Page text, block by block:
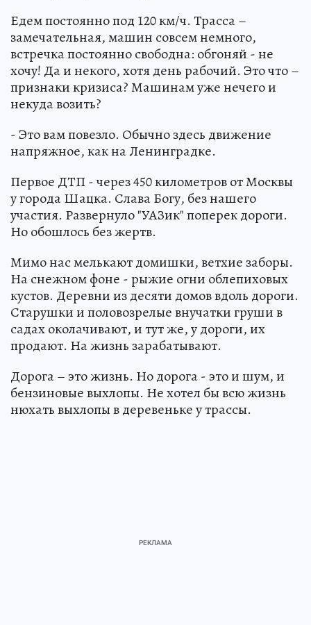
Едем постоянно под 120 км/ч. Трасса –
замечательная, машин совсем немного,
встречка постоянно свободна: обгоняй - не
хочу! Да и некого, хотя день рабочий. Это что –
признаки кризиса? Машинам уже нечего и
некуда возить?
- Это вам повезло. Обычно здесь движение
напряжное, как на Ленинградке.
Первое ДТП - через 450 километров от Москвы
у города Шацка. Слава Богу, без нашего
участия. Развернуло "УАЗик" поперек дороги.
Но обошлось без жертв.
Мимо нас мелькают домишки, ветхие заборы.
На снежном фоне - рыжие огни облепиховых
кустов. Деревни из десяти домов вдоль дороги.
Старушки и половозрелые внучатки груши в
садах околачивают, и тут же, у дороги, их
продают. На жизнь зарабатывают.
Дорога – это жизнь. Но дорога - это и шум, и
бензиновые выхлопы. Не хотел бы всю жизнь
нюхать выхлопы в деревеньке у трассы.